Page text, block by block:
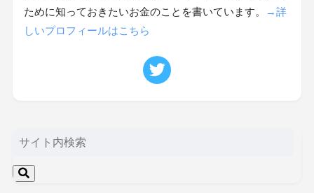
ために知っておきたいお金のことを書いています。
→詳
しいプロフィールはこちら